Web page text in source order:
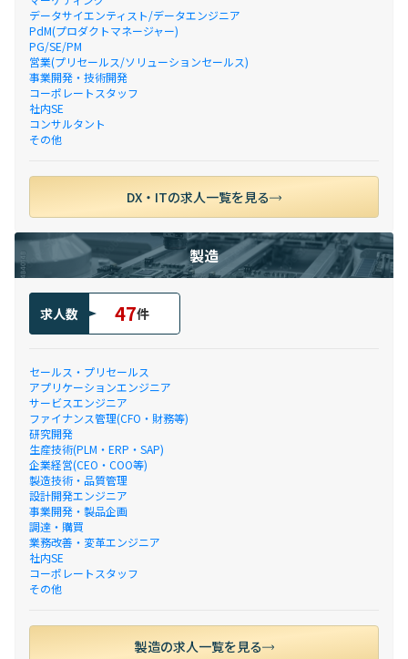
データサイエンティスト/データエンジニア
PdM(プロダクトマネージャー)
PG/SE/PM
営業(プリセールス/ソリューションセールス)
事業開発・技術開発
コーポレートスタッフ
社内SE
コンサルタント
その他
DX・ITの求人一覧を見る
製造
求人数 47件
セールス・プリセールス
アプリケーションエンジニア
サービスエンジニア
ファイナンス管理(CFO・財務等)
研究開発
生産技術(PLM・ERP・SAP)
企業経営(CEO・COO等)
製造技術・品質管理
設計開発エンジニア
事業開発・製品企画
調達・購買
業務改善・変革エンジニア
社内SE
コーポレートスタッフ
その他
製造の求人一覧を見る